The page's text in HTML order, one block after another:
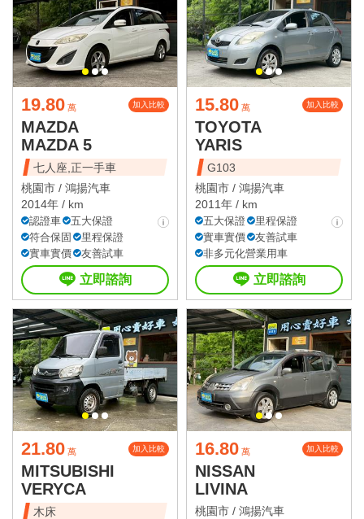
19.80 萬 加入比較
MAZDA
MAZDA 5
七人座,正一手車
桃園市 / 鴻揚汽車
2014年 / km
認證車
五大保證
符合保固
里程保證
實車實價
友善試車
立即諮詢
15.80 萬 加入比較
TOYOTA
YARIS
G103
桃園市 / 鴻揚汽車
2011年 / km
五大保證
里程保證
實車實價
友善試車
非多元化營業用車
立即諮詢
21.80 萬 加入比較
MITSUBISHI
VERYCA
木床
16.80 萬 加入比較
NISSAN
LIVINA
桃園市 / 鴻揚汽車